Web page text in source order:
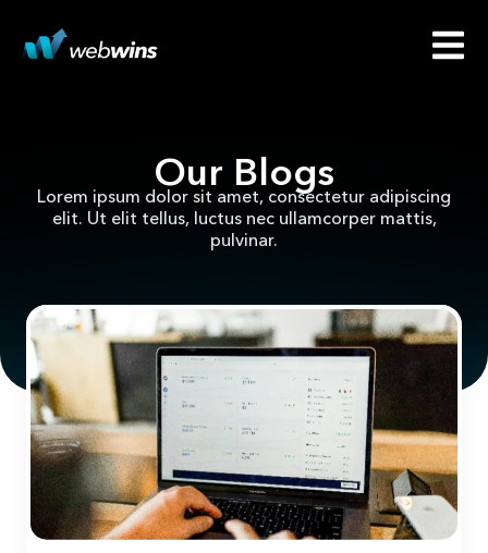
Our Blogs
Lorem ipsum dolor sit amet, consectetur adipiscing
elit. Ut elit tellus, luctus nec ullamcorper mattis,
pulvinar.